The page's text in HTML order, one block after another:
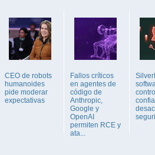
CEO de robots
humanoides
pide moderar
expectativas
Fallos críticos
en agentes de
código de
Anthropic,
Google y
OpenAI
permiten RCE y
ata...